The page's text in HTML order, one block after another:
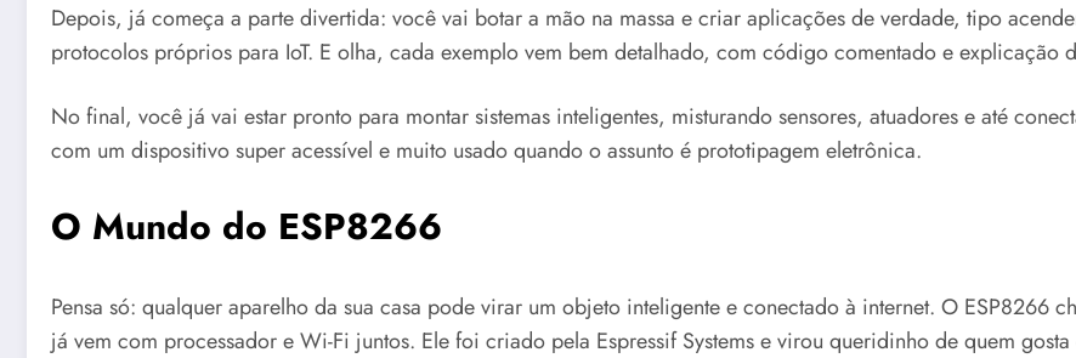
Depois, já começa a parte divertida: você vai botar a mão na massa e criar aplicações de verdade, tipo
protocolos próprios para IoT. E olha, cada exemplo vem bem detalhado, com código comentado e explicação
No final, você já vai estar pronto para montar sistemas inteligentes, misturando sensores, atuadores e até
com um dispositivo super acessível e muito usado quando o assunto é prototipagem eletrônica.
O Mundo do ESP8266
Pensa só: qualquer aparelho da sua casa pode virar um objeto inteligente e conectado à internet. O ESP8266
já vem com processador e Wi-Fi juntos. Ele foi criado pela Espressif Systems e virou queridinho de quem